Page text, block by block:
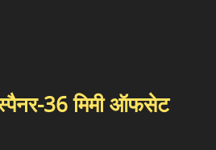
36 मिमी ऑफसेट